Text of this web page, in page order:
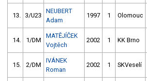
13. 3/U23
NEUBERT
Adam
1997 1 Olomouc
14. 1/DM
MATĚJÍČEK
Vojtěch
2002 1 KK Brno
15. 2/DM
IVÁNEK
Roman
2002 1 SKVeselí